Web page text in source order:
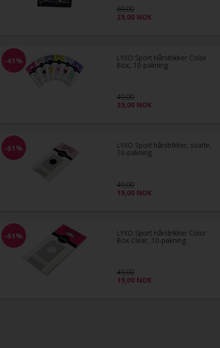
69,00
29,00 NOK
-41% LYXO Sport Hårstrikker Color
Box, 10-pakning
49,00
29,00 NOK
-61% LYXO Sport hårstrikker, svarte,
10-pakning
49,00
19,00 NOK
-61% LYXO Sport Hårstrikker Color
Box Clear, 10-pakning
49,00
19,00 NOK